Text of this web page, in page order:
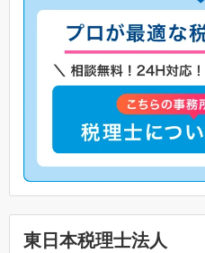
東日本税理士法人